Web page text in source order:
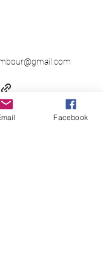
Facebook